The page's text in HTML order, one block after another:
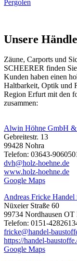
Pergolen
Unsere
Zäune, Carports und
SCHEERER finden
Kunden haben einen
Haltbarkeit, Optik und
Region Erfurt mit den
zusammen:
Alwin Höhne GmbH
Gebreitestr. 13
99428 Nohra
Telefon: 03643-
dvh@holz-hoehne.de
www.holz-hoehne.de
Google Maps
Andreas Fricke
Nüxeier Straße 60
99734 Nordhausen OT
Telefon: 0151-
fricke@handel-
https://handel-
Google Maps